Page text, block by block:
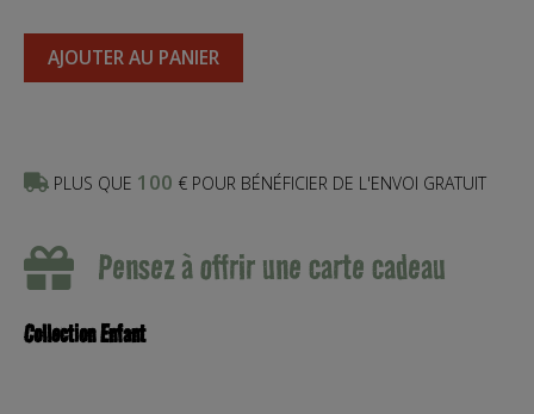
AJOUTER AU PANIER
PLUS QUE 100 € POUR BÉNÉFICIER DE L'ENVOI GRATUIT
Pensez à offrir une carte cadeau
Collection Enfant